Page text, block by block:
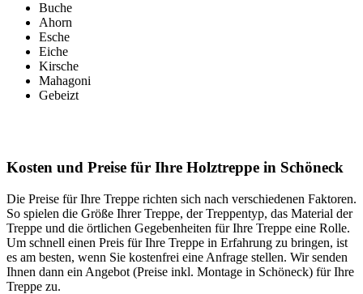
Buche
Ahorn
Esche
Eiche
Kirsche
Mahagoni
Gebeizt
Kosten und Preise für Ihre Holztreppe in Schöneck
Die Preise für Ihre Treppe richten sich nach verschiedenen Faktoren.
So spielen die Größe Ihrer Treppe, der Treppentyp, das Material der
Treppe und die örtlichen Gegebenheiten für Ihre Treppe eine Rolle.
Um schnell einen Preis für Ihre Treppe in Erfahrung zu bringen, ist
es am besten, wenn Sie kostenfrei eine Anfrage stellen. Wir senden
Ihnen dann ein Angebot (Preise inkl. Montage in Schöneck) für Ihre
Treppe zu.